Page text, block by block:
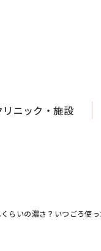
リニック・施設
らいの濃さ？いつごろ使